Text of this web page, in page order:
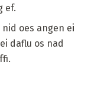
ef.
oes angen ei
daflu os nad